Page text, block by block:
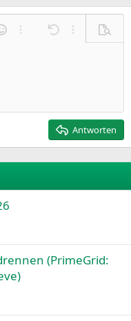
Weitere Einstellungen…
Rückgängig
Weitere
Antworten
(PrimeGrid: